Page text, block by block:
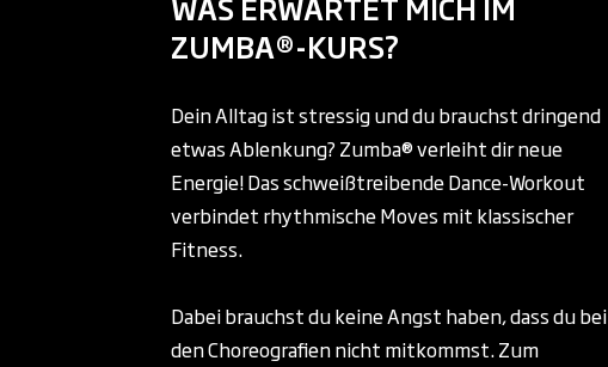
ZUMBA®-KURS?
Dein Alltag ist stressig und du brauchst dringend
etwas Ablenkung? Zumba® verleiht dir neue
Energie! Das schweißtreibende Dance-Workout
verbindet rhythmische Moves mit klassischer
Fitness.
Dabei brauchst du keine Angst haben, dass du bei
den Choreografien nicht mitkommst. Zum